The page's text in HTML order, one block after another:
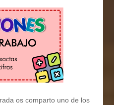
os comparto uno de los